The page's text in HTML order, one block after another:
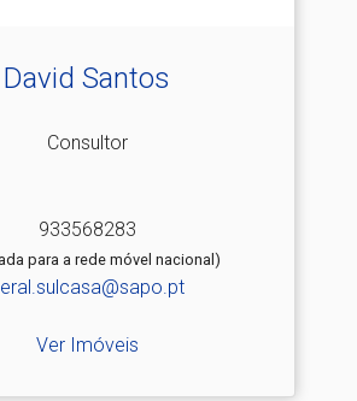
David Santos
Consultor
933568283
para a rede móvel nacional)
Ver Imóveis